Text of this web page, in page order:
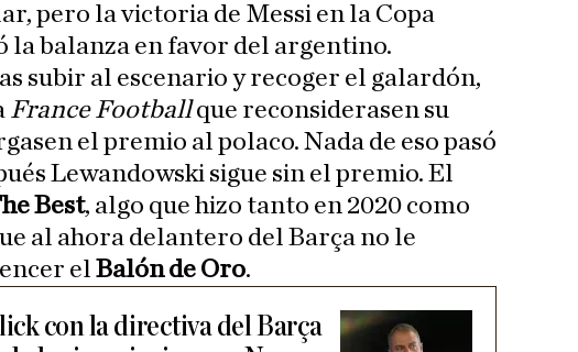
pero la victoria de Messi en la Copa
la balanza en favor del argentino.
subir al escenario y recoger el galardón,
France Footballque reconsiderasen su
el premio al polaco. Nada de eso pasó
Lewandowski sigue sin el premio. El
Best, algo que hizo tanto en 2020 como
al ahora delantero del Barça no le
el Balón de Oro.
con la directiva del Barça